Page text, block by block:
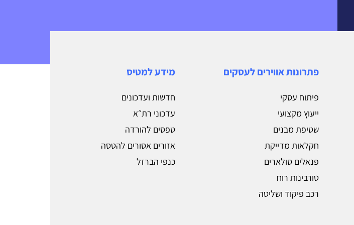
מידע למטיס
חדשות ועדכונים
עדכוני רת״א
טפסים להורדה
אזורים אסורים להטסה
כנפי הברזל
פתרונות אווירים לעסקים
פיתוח עסקי
ייעוץ מקצועי
שטיפת מבנים
חקלאות מדייקת
פנאלים סולארים
טורבינות רוח
רכב פיקוד ושליטה